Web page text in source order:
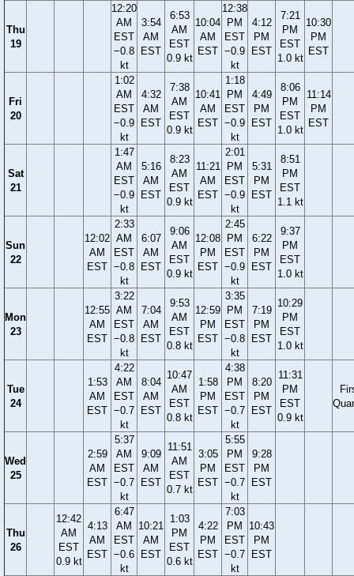
Thu
19
12:20
AM
EST
−0.8
kt
3:54
AM
EST
6:53
AM
EST
0.9 kt
10:04
AM
EST
12:38
PM
EST
−0.9
kt
4:12
PM
EST
7:21
PM
EST
1.0 kt
10:30
PM
EST
Fri
20
1:02
AM
EST
−0.9
kt
4:32
AM
EST
7:38
AM
EST
0.9 kt
10:41
AM
EST
1:18
PM
EST
−0.9
kt
4:49
PM
EST
8:06
PM
EST
1.0 kt
11:14
PM
EST
Sat
21
1:47
AM
EST
−0.9
kt
5:16
AM
EST
8:23
AM
EST
0.9 kt
11:21
AM
EST
2:01
PM
EST
−0.9
kt
5:31
PM
EST
8:51
PM
EST
1.1 kt
Sun
22
12:02
AM
EST
2:33
AM
EST
−0.8
kt
6:07
AM
EST
9:06
AM
EST
0.9 kt
12:08
PM
EST
2:45
PM
EST
−0.9
kt
6:22
PM
EST
9:37
PM
EST
1.0 kt
Mon
23
12:55
AM
EST
3:22
AM
EST
−0.8
kt
7:04
AM
EST
9:53
AM
EST
0.8 kt
12:59
PM
EST
3:35
PM
EST
−0.8
kt
7:19
PM
EST
10:29
PM
EST
1.0 kt
Tue
24
1:53
AM
EST
4:22
AM
EST
−0.7
kt
8:04
AM
EST
10:47
AM
EST
0.8 kt
1:58
PM
EST
4:38
PM
EST
−0.7
kt
8:20
PM
EST
11:31
PM
EST
0.9 kt
Wed
25
2:59
AM
EST
5:37
AM
EST
−0.7
kt
9:09
AM
EST
11:51
AM
EST
0.7 kt
3:05
PM
EST
5:55
PM
EST
−0.7
kt
9:28
PM
EST
Thu
26
12:42
AM
EST
0.9 kt
4:13
AM
EST
6:47
AM
EST
−0.6
kt
10:21
AM
EST
1:03
PM
EST
0.6 kt
4:22
PM
EST
7:03
PM
EST
−0.7
kt
10:43
PM
EST